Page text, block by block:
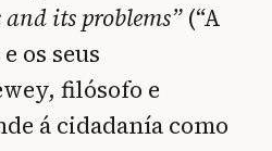
its problems”(“A
os seus
filósofo e
á cidadanía como